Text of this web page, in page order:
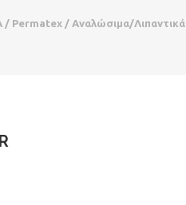
/ Permatex / Αναλώσιμα/Λιπαντικά